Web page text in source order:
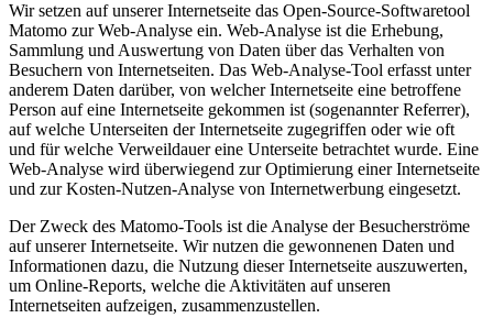
Wir setzen auf unserer Internetseite das Open-Source-Softwaretool
Matomo zur Web-Analyse ein. Web-Analyse ist die Erhebung,
Sammlung und Auswertung von Daten über das Verhalten von
Besuchern von Internetseiten. Das Web-Analyse-Tool erfasst unter
anderem Daten darüber, von welcher Internetseite eine betroffene
Person auf eine Internetseite gekommen ist (sogenannter Referrer),
auf welche Unterseiten der Internetseite zugegriffen oder wie oft
und für welche Verweildauer eine Unterseite betrachtet wurde. Eine
Web-Analyse wird überwiegend zur Optimierung einer Internetseite
und zur Kosten-Nutzen-Analyse von Internetwerbung eingesetzt.
Der Zweck des Matomo-Tools ist die Analyse der Besucherströme
auf unserer Internetseite. Wir nutzen die gewonnenen Daten und
Informationen dazu, die Nutzung dieser Internetseite auszuwerten,
um Online-Reports, welche die Aktivitäten auf unseren
Internetseiten aufzeigen, zusammenzustellen.